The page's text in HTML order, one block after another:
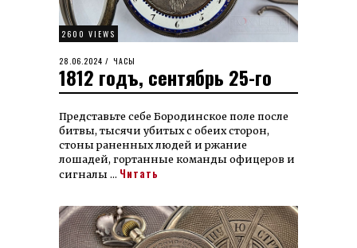
2600 VIEWS
POSTED
ON
28.06.2024 28.06.2024
ЧАСЫ
1812 годъ, сентябрь 25-го
Представьте себе Бородинское поле после
битвы, тысячи убитых с обеих сторон,
стоны раненных людей и ржание
лошадей, гортанные команды офицеров и
сигналы … Читать